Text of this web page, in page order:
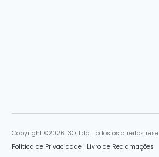
Copyright ©2026 I3O, Lda. Todos os direitos
Política de Privacidade | Livro de Reclamações